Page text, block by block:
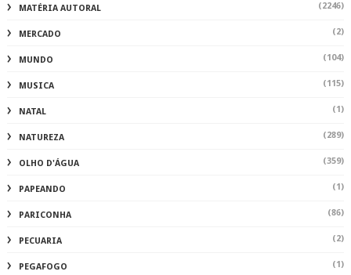
MATÉRIA AUTORAL (2246)
MERCADO (2)
MUNDO (104)
MUSICA (115)
NATAL (1)
NATUREZA (289)
OLHO D'ÁGUA (359)
PAPEANDO (1)
PARICONHA (86)
PECUARIA (2)
PEGAFOGO (1)